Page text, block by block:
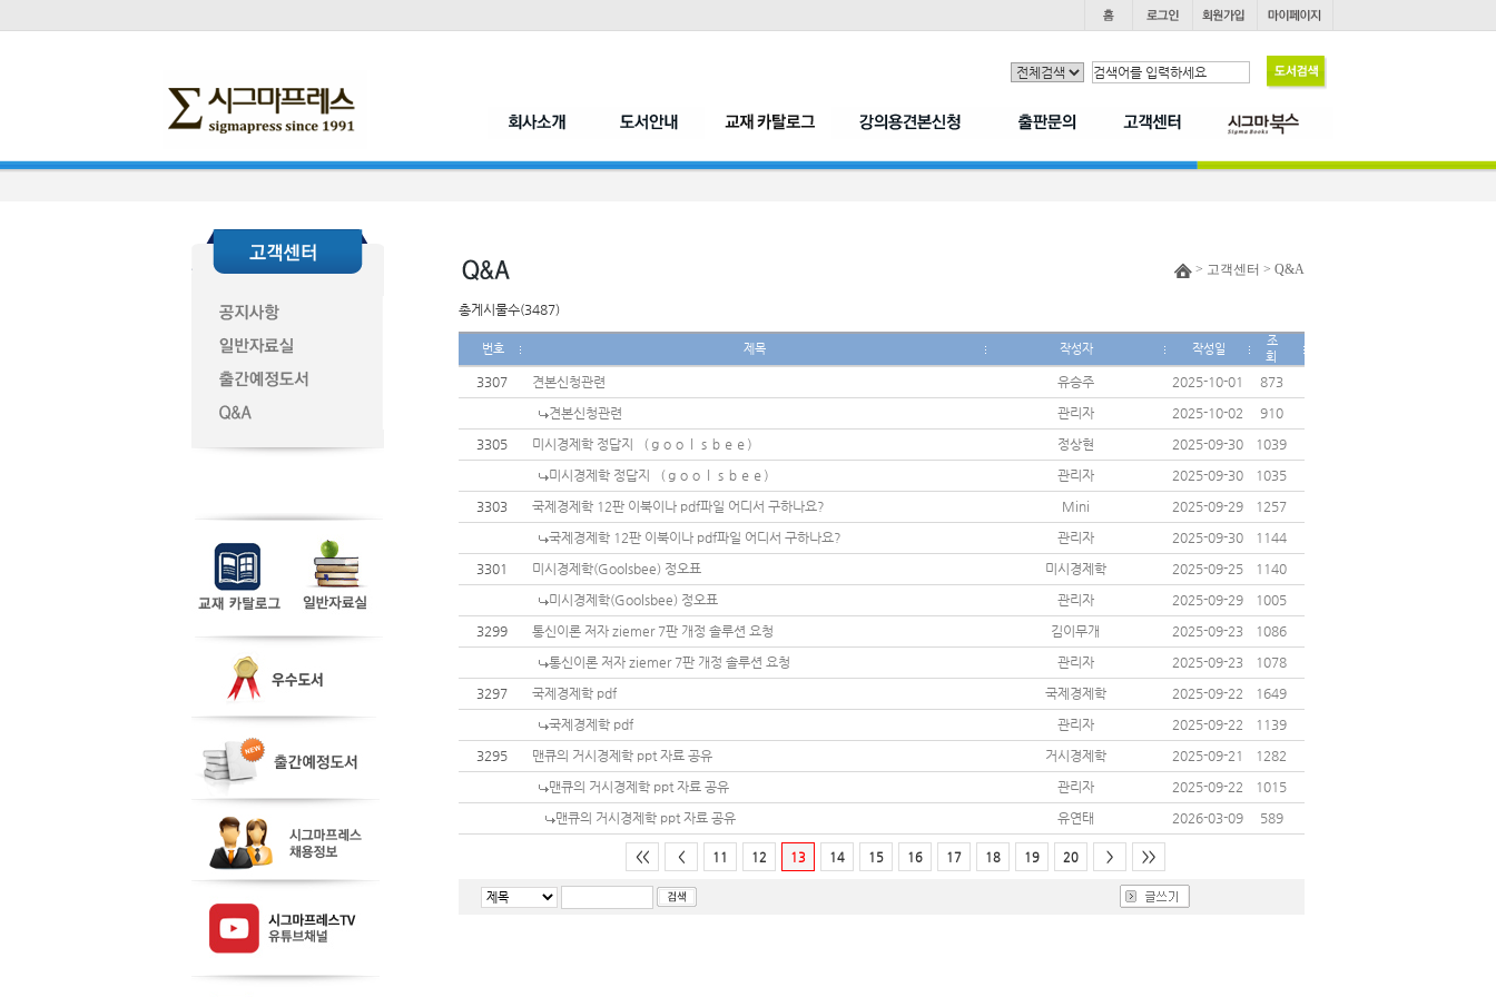
> 고객센터 > Q&A
총게시물수(3487)
번호 제목 작성자 작성일
조
회
3307 견본신청관련 유승주 2025-10-01
873
견본신청관련
관리자 2025-10-02
910
3305
미시경제학 정답지 （ｇｏｏｌｓｂｅｅ） 정상현 2025-09-30
1039
미시경제학 정답지 （ｇｏｏｌｓｂｅｅ）
관리자 2025-09-30
1035
3303
국제경제학 12판 이북이나 pdf파일 어디서 구하나요? Mini 2025-09-29
1257
국제경제학 12판 이북이나 pdf파일 어디서 구하나요?
관리자 2025-09-30
1144
3301
미시경제학(Goolsbee) 정오표 미시경제학 2025-09-25
1140
미시경제학(Goolsbee) 정오표
관리자 2025-09-29
1005
3299
통신이론 저자 ziemer 7판 개정 솔루션 요청 김이무개 2025-09-23
1086
통신이론 저자 ziemer 7판 개정 솔루션 요청
관리자 2025-09-23
1078
3297
국제경제학 pdf 국제경제학 2025-09-22
1649
국제경제학 pdf
관리자 2025-09-22
1139
3295
맨큐의 거시경제학 ppt 자료 공유 거시경제학 2025-09-21
1282
맨큐의 거시경제학 ppt 자료 공유
관리자 2025-09-22
1015
맨큐의 거시경제학 ppt 자료 공유
유연태 2026-03-09 589
<< < 11 12 13 14 15 16 17 18 19 20 > >>